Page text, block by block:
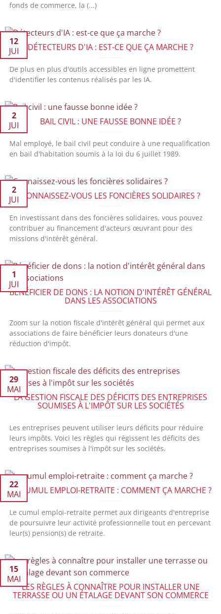
fonds de commerce, la (...)
DÉTECTEURS D'IA : EST-CE QUE ÇA MARCHE ?
12
JUI
De plus en plus d'outils accessibles en ligne promettent
d'identifier les contenus réalisés par les IA.
BAIL CIVIL : UNE FAUSSE BONNE IDÉE ?
2
JUI
Mal employé, le bail civil peut conduire à une requalification
en bail d'habitation soumis à la loi du 6 juillet 1989.
CONNAISSEZ-VOUS LES FONCIÈRES SOLIDAIRES ?
2
JUI
En investissant dans des foncières solidaires, vous pouvez
contribuer au financement d'acteurs œuvrant pour des
missions d'intérêt général.
BÉNÉFICIER DE DONS : LA NOTION D'INTÉRÊT GÉNÉRAL
DANS LES ASSOCIATIONS
1
JUI
Zoom sur la notion fiscale d'intérêt général qui permet aux
associations de faire bénéficier leurs donateurs d'une
réduction d'impôt.
LA GESTION FISCALE DES DÉFICITS DES ENTREPRISES
SOUMISES À L'IMPÔT SUR LES SOCIÉTÉS
29
MAI
Les entreprises peuvent utiliser leurs déficits pour réduire
leurs impôts. Voici les règles qui régissent les déficits des
entreprises soumises à l'impôt sur les sociétés.
LE CUMUL EMPLOI-RETRAITE : COMMENT ÇA MARCHE ?
22
MAI
Le cumul emploi-retraite permet aux dirigeants d'entreprise
de poursuivre leur activité professionnelle tout en percevant
leur(s) pension(s) de retraite.
LES RÈGLES À CONNAÎTRE POUR INSTALLER UNE
TERRASSE OU UN ÉTALAGE DEVANT SON COMMERCE
15
MAI